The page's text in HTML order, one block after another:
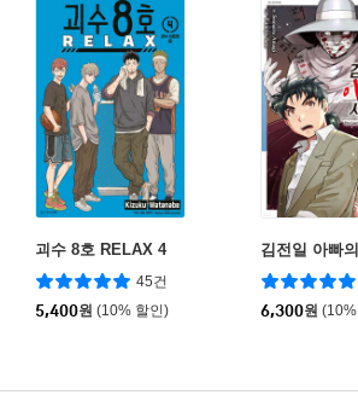
괴수 8호 RELAX 4
45건
5,400원 (10% 할인)
김전일 아빠
6,300원